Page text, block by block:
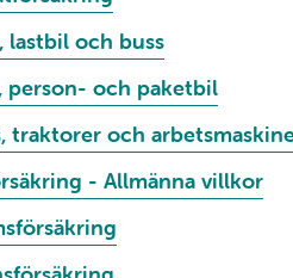
lastbil och buss
person- och paketbil
traktorer och
- Allmänna villkor